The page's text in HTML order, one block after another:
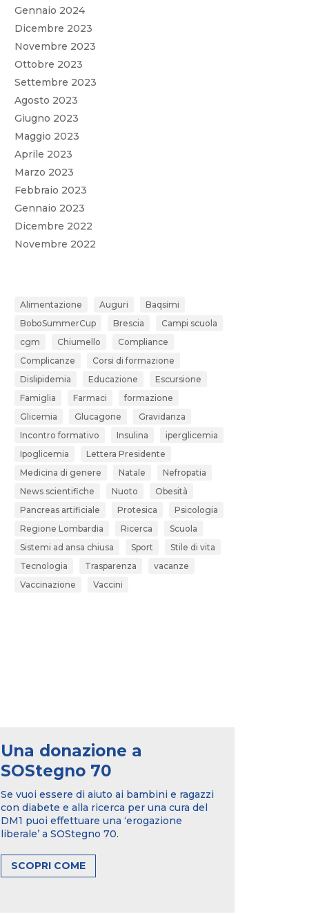
Gennaio 2024
Dicembre 2023
Novembre 2023
Ottobre 2023
Settembre 2023
Agosto 2023
Giugno 2023
Maggio 2023
Aprile 2023
Marzo 2023
Febbraio 2023
Gennaio 2023
Dicembre 2022
Novembre 2022
Alimentazione Auguri
Baqsimi
BoboSummerCup
Brescia
Campi scuola
cgm
Chiumello
Compliance
Complicanze
Corsi di formazione
Dislipidemia
Educazione
Escursione
Famiglia
Farmaci
formazione
Glicemia
Glucagone
Gravidanza
Incontro formativo
Insulina
iperglicemia
Ipoglicemia
Lettera Presidente
Medicina di genere
Natale
Nefropatia
News scientifiche
Nuoto
Obesità
Pancreas artificiale
Protesica
Psicologia
Regione Lombardia
Ricerca
Scuola
Sistemi ad ansa chiusa
Sport
Stile di vita
Tecnologia
Trasparenza
vacanze
Vaccinazione
Vaccini
Una donazione a
SOStegno 70
Se vuoi essere di aiuto ai bambini e ragazzi
con diabete e alla ricerca per una cura del
DM1 puoi effettuare una ‘erogazione
liberale’ a SOStegno 70.
SCOPRI COME